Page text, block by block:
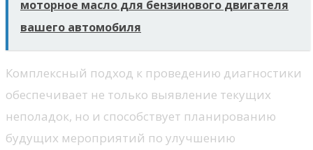
моторное масло для бензинового двигателя
вашего автомобиля
Комплексный подход к проведению диагностики
обеспечивает не только выявление текущих
неполадок, но и способствует планированию
будущих мероприятий по улучшению